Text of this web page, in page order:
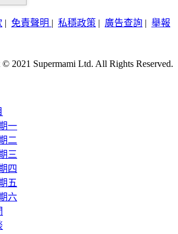
| 免責聲明 | 私穩政策 | 廣告查詢 | 舉報
2021 Supermami Ltd. All Rights Reserved.
一
二
三
四
五
六